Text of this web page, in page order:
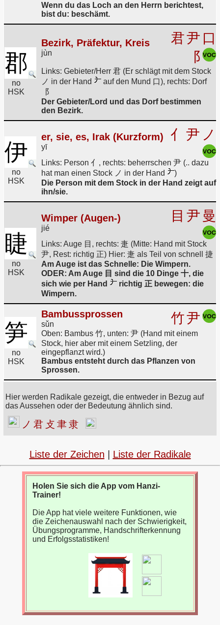
Wenn du das Loch an den Herrn berichtest,
bist du: beschämt.
郡
no
HSK
Bezirk, Präfektur, Kreis
jùn
君尹 口
⻏
Links: Gebieter/Herr 君 (Er schlägt mit dem Stock
ノ in der Hand
auf den Mund 口), rechts: Dorf
⻏
Der Gebieter/Lord und das Dorf bestimmen
den Bezirk.
伊
no
HSK
er, sie, es, Irak (Kurzform)
yī
亻 尹 ノ
Links: Person 亻, rechts: beherrschen 尹 (.. dazu
hat man einen Stock ノ in der Hand
)
Die Person mit dem Stock in der Hand zeigt auf
ihn/sie.
睫
no
HSK
Wimper (Augen-)
jié
目 尹 曼
Links: Auge 目, rechts: 疌 (Mitte: Hand mit Stock
尹, Rest: richtig 正) Hier: 疌 als Teil von schnell 捷
Am Auge ist das Schnelle: Die Wimpern.
ODER: Am Auge 目 sind die 10 Dinge 十, die
sich wie per Hand
richtig 正 bewegen: die
Wimpern.
笋
no
HSK
Bambussprossen
sǔn 竹尹
Oben: Bambus 竹, unten: 尹 (Hand mit einem
Stock, hier aber mit einem Setzling, der
eingepflanzt wird.)
Bambus entsteht durch das Pflanzen von
Sprossen.
Hier werden Radikale gezeigt, die entweder in Bezug auf
das Aussehen oder der Bedeutung ähnlich sind.
ノ 君 攴 聿隶
Liste der Zeichen Liste der Radikale
Holen Sie sich die App vom Hanzi-
Trainer!
Die App hat viele weitere Funktionen, wie
die Zeichenauswahl nach der Schwierigkeit,
Übungsprogramme, Handschrifterkennung
und Erfolgsstatistiken!